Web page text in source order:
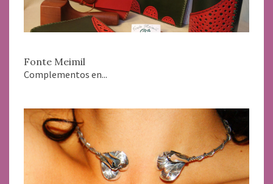
Fonte Meimil
Complementos en...